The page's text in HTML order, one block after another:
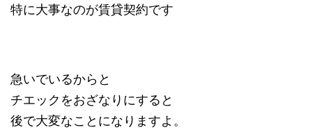
特に大事なのが賃貸契約です
急いでいるからと
チエックをおざなりにすると
後で大変なことになりますよ。